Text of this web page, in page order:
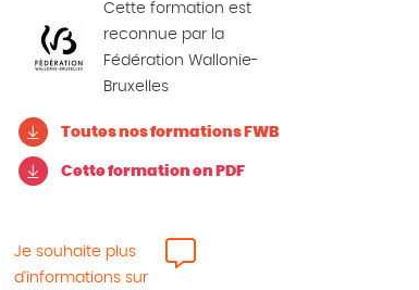
Cette formation est
reconnue par la
Fédération Wallonie-
Bruxelles
Toutes nos formations FWB
Cette formation en PDF
Je souhaite plus
d'informations sur